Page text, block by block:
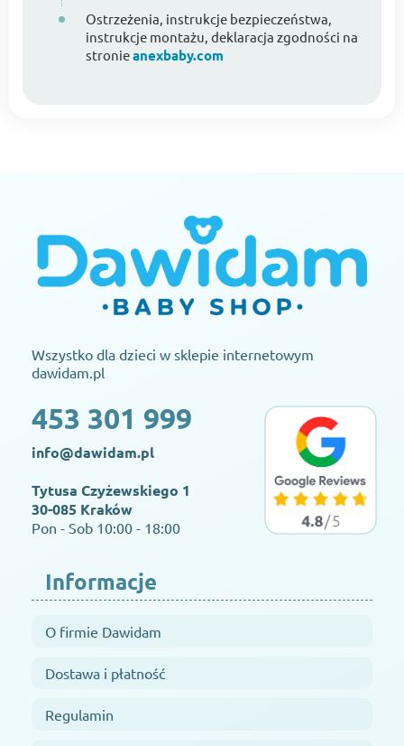
Ostrzeżenia, instrukcje bezpieczeństwa,
instrukcje montażu, deklaracja zgodności na
stronieanexbaby.com
Wszystko dla dzieci w sklepie internetowym
dawidam.pl
453 301 999
info@dawidam.pl
Tytusa Czyżewskiego 1
30-085 Kraków
Pon - Sob 10:00 - 18:00
Informacje
O firmie Dawidam
Dostawa i płatność
Regulamin